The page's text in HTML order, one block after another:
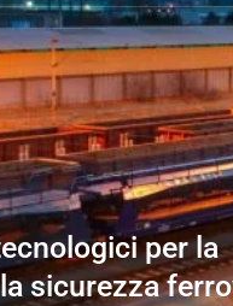
per la
sicurezza